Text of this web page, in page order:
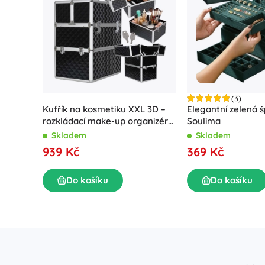
Kufřík na kosmetiku XXL 3D –
rozkládací make-up organizér
se zámkem
Skladem
939 Kč
Do košíku
(3)
Elegantní zelená
Soulima
Skladem
369 Kč
Do košíku